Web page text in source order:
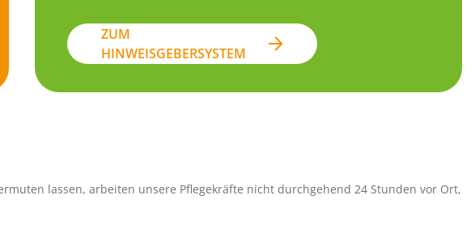
ZUM
HINWEISGEBERSYSTEM
lassen, arbeiten unsere Pflegekräfte nicht durchgehend 24 Stunden vor Ort,